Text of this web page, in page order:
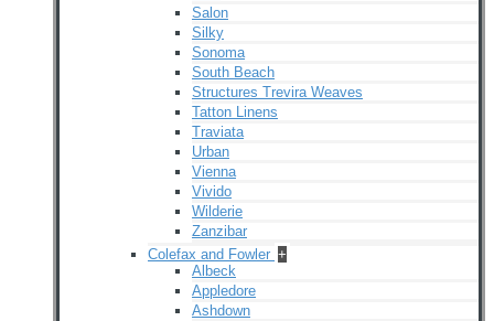
Salon
Silky
Sonoma
South Beach
Structures Trevira Weaves
Tatton Linens
Traviata
Urban
Vienna
Vivido
Wilderie
Zanzibar
Colefax and Fowler +
Albeck
Appledore
Ashdown